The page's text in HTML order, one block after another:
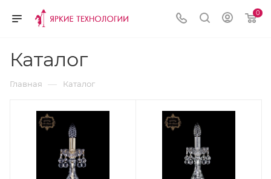
0
Каталог
Главная — Каталог